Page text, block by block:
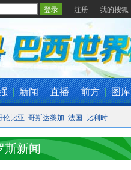
注册 我的搜狐
| 新闻 | 直播 | 前方 | 图库
伦比亚 哥斯达黎加 法国 比利时
斯新闻